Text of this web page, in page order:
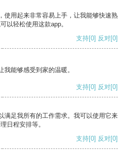
使用起来非常容易上手，让我能够快速熟
以轻松使用这款app。
支持[0] 反对[0]
能够感受到家的温暖。
支持[0] 反对[0]
满足我所有的工作需求。我可以使用它来
日程安排等。
支持[0] 反对[0]